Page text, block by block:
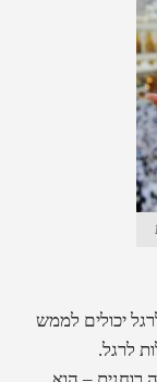
יכולים לממש
לרגל.